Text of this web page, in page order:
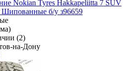
Nokian Tyres Hakkapeliitta 7 SUV
Шипованные б/у з96659
(2)
на-Дону